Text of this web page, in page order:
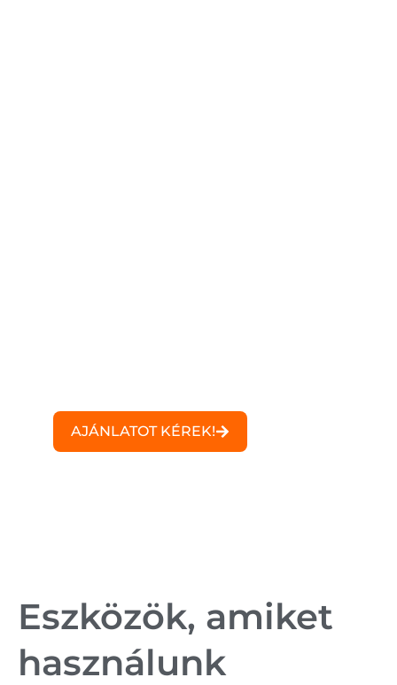
AJÁNLATOT KÉREK!
Eszközök, amiket
használunk